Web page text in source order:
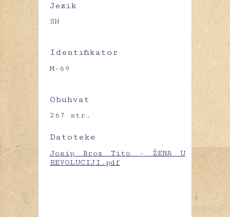
Jezik
SH
Identifikator
M-69
Obuhvat
267 str.
Datoteke
Josip Broz Tito - ŽENA U
REVOLUCIJI.pdf